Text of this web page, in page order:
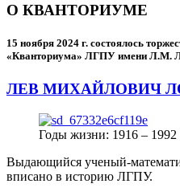
О КВАНТОРИУМЕ
15 ноября 2024 г. состоялось
«Кванториума» ЛГПУ имени Л.М.
ЛЕВ МИХАЙЛОВИЧ
Годы жизни: 1916 – 1992
Выдающийся ученый-
вписано в историю ЛГПУ.